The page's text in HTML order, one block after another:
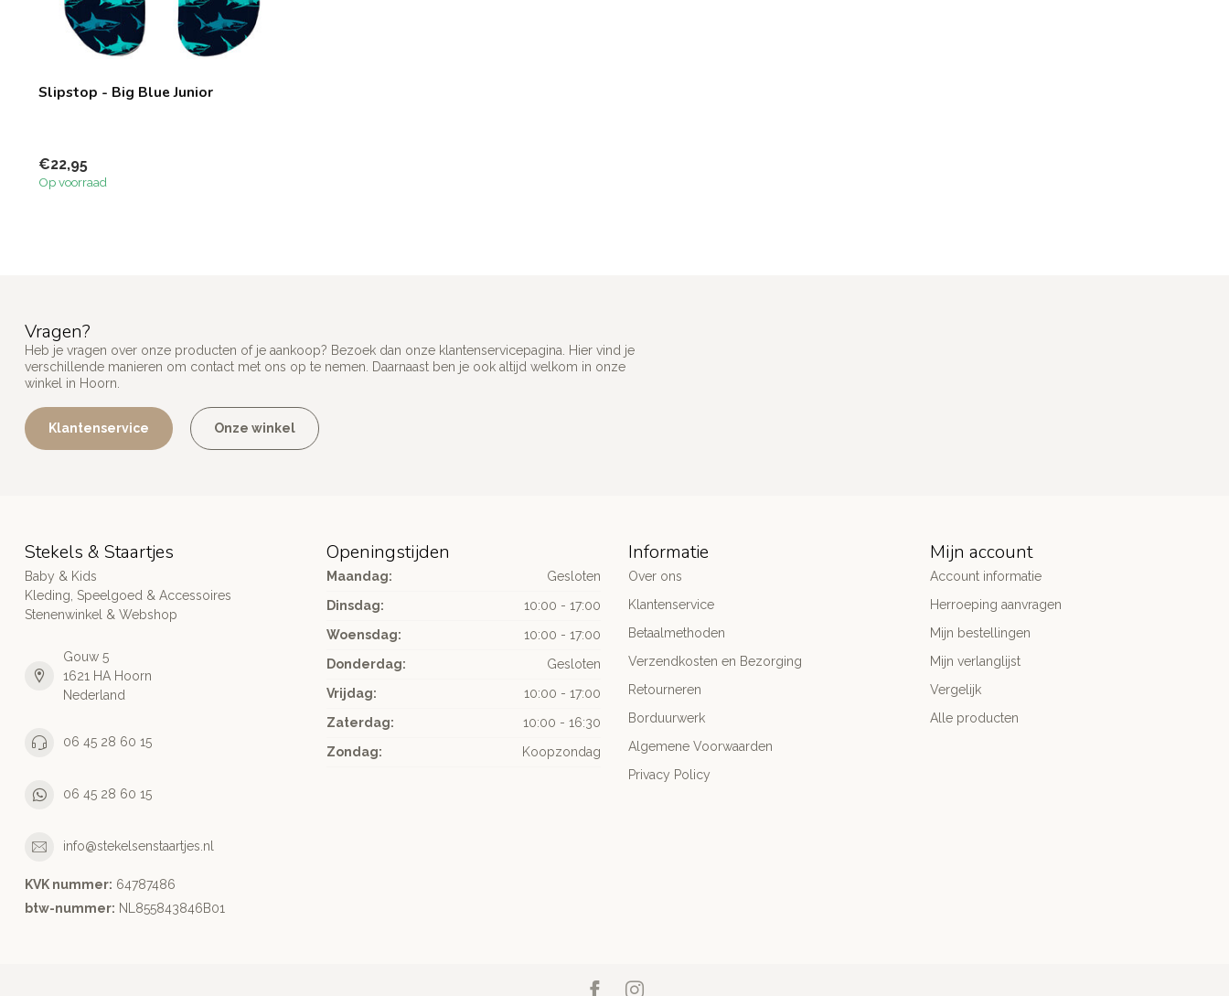
Slipstop - Big Blue Junior
€22,95
Op voorraad
Vragen?
Heb je vragen over onze producten of je aankoop? Bezoek dan onze klantenservicepagina. Hier vind je
verschillende manieren om contact met ons op te nemen. Daarnaast ben je ook altijd welkom in onze
winkel in Hoorn.
Klantenservice Onze winkel
Stekels & Staartjes
Baby & Kids
Kleding, Speelgoed & Accessoires
Stenenwinkel & Webshop
Gouw 5
1621 HA Hoorn
Nederland
06 45 28 60 15
06 45 28 60 15
info@stekelsenstaartjes.nl
KVK nummer: 64787486
btw-nummer: NL855843846B01
Openingstijden
Maandag:
Gesloten
Dinsdag:
10:00 - 17:00
Woensdag:
10:00 - 17:00
Donderdag:
Gesloten
Vrijdag:
10:00 - 17:00
Zaterdag:
10:00 - 16:30
Zondag:
Koopzondag
Informatie
Over ons
Klantenservice
Betaalmethoden
Verzendkosten en Bezorging
Retourneren
Borduurwerk
Algemene Voorwaarden
Privacy Policy
Mijn account
Account informatie
Herroeping aanvragen
Mijn bestellingen
Mijn verlanglijst
Vergelijk
Alle producten